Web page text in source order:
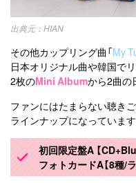
HIAN
その他カップリング曲「My
日本オリジナル曲や韓国で
2枚のMini Albumから2曲の
ファンにはたまらない聴き
ラインナップになっていま
初回限定盤A 【
フォトカードA【8種/